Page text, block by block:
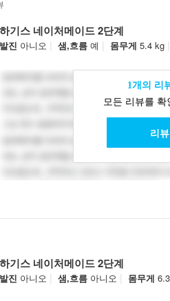
하기스 네이처메이드 2단계
발진 아니오 | 샘,흐름 예 | 몸무게 5.4 kg |
1개의 리
모든 리뷰를 확
리
하기스 네이처메이드 2단계
발진 아니오 | 샘,흐름 아니오 | 몸무게